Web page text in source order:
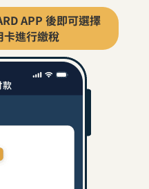
APP 後即可選擇
卡進行繳稅